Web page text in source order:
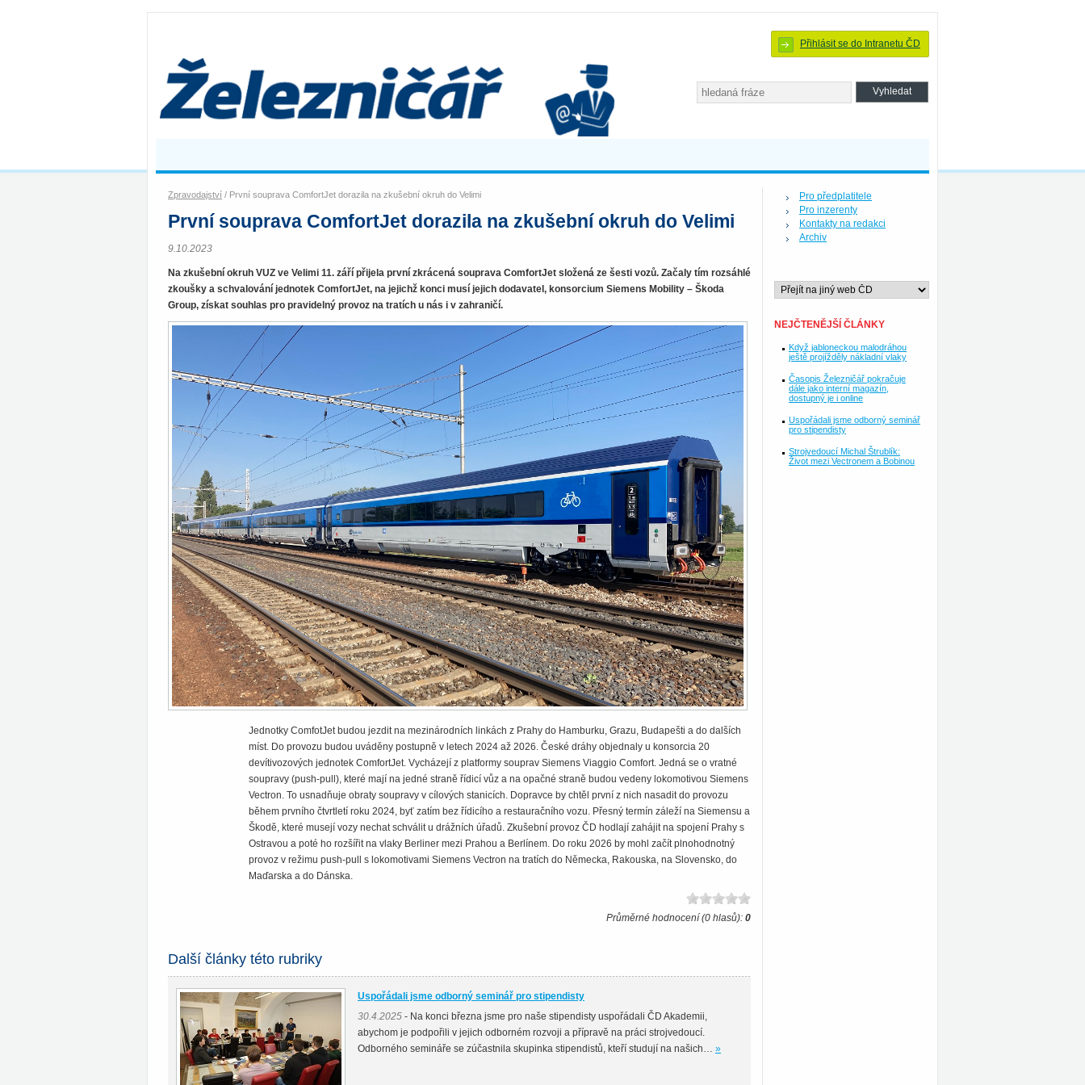
Přihlásit se do Intranetu ČD
Zpravodajství / První souprava ComfortJet dorazila na zkušební okruh do Velimi
První souprava ComfortJet dorazila na zkušební okruh do Velimi
9.10.2023
Na zkušební okruh VUZ ve Velimi 11. září přijela první zkrácená souprava ComfortJet složená ze šesti vozů. Začaly tím rozsáhlé
zkoušky a schvalování jednotek ComfortJet, na jejichž konci musí jejich dodavatel, konsorcium Siemens Mobility – Škoda
Group, získat souhlas pro pravidelný provoz na tratích u nás i v zahraničí.
Jednotky ComfotJet budou jezdit na mezinárodních linkách z Prahy do Hamburku, Grazu, Budapešti a do dalších
míst. Do provozu budou uváděny postupně v letech 2024 až 2026. České dráhy objednaly u konsorcia 20
devítivozových jednotek ComfortJet. Vycházejí z platformy souprav Siemens Viaggio Comfort. Jedná se o vratné
soupravy (push-pull), které mají na jedné straně řídicí vůz a na opačné straně budou vedeny lokomotivou Siemens
Vectron. To usnadňuje obraty soupravy v cílových stanicích. Dopravce by chtěl první z nich nasadit do provozu
během prvního čtvrtletí roku 2024, byť zatím bez řídicího a restauračního vozu. Přesný termín záleží na Siemensu a
Škodě, které musejí vozy nechat schválit u drážních úřadů. Zkušební provoz ČD hodlají zahájit na spojení Prahy s
Ostravou a poté ho rozšířit na vlaky Berliner mezi Prahou a Berlínem. Do roku 2026 by mohl začít plnohodnotný
provoz v režimu push-pull s lokomotivami Siemens Vectron na tratích do Německa, Rakouska, na Slovensko, do
Maďarska a do Dánska.
Průměrné hodnocení (0 hlasů): 0
Další články této rubriky
Uspořádali jsme odborný seminář pro stipendisty
30.4.2025 - Na konci března jsme pro naše stipendisty uspořádali ČD Akademii,
abychom je podpořili v jejich odborném rozvoji a přípravě na práci strojvedoucí.
Odborného semináře se zúčastnila skupinka stipendistů, kteří studují na našich… »
Pro předplatitele
Pro inzerenty
Kontakty na redakci
Archiv
NEJČTENĚJŠÍ ČLÁNKY
Když jabloneckou malodráhou
ještě projížděly nákladní vlaky
Časopis Železničář pokračuje
dále jako interní magazín,
dostupný je i online
Uspořádali jsme odborný seminář
pro stipendisty
Strojvedoucí Michal Štrublík:
Život mezi Vectronem a Bobinou